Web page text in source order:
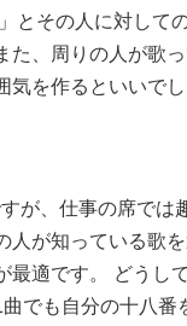
とその人に対して
、周りの人が歌
を作るといいでし
が、仕事の席では
が知っている歌
適です。 どうし
でも自分の十八番